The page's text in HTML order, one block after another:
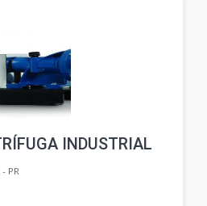
INDUSTRIAL
PR